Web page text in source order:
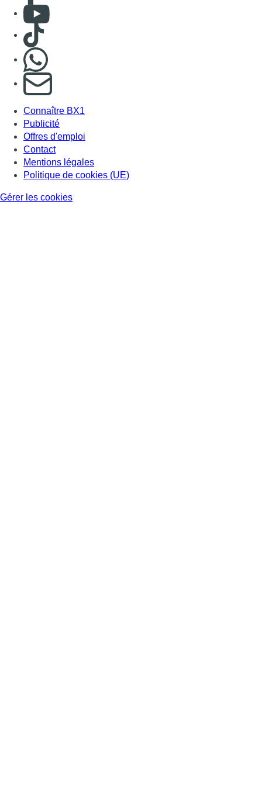
Consulter Youtube
Consulter TikTok
S'abonner à notre newsletter
Connaître BX1
Publicité
Offres d'emploi
Contact
Mentions légales
Politique de cookies (UE)
Gérer les cookies